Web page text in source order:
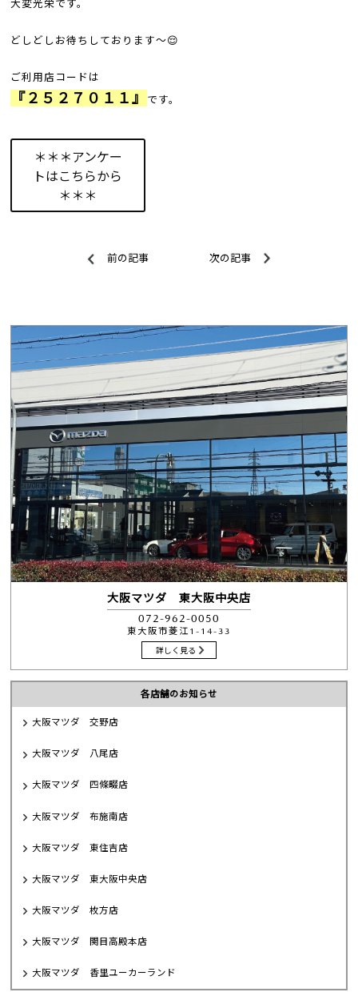
大変光栄です。
どしどしお待ちしております～😌
ご利用店コードは
『２５２７０１１』 です。
＊＊＊アンケー
トはこちらから
＊＊＊
前の記事 次の記事
大阪マツダ 東大阪中央店
072-962-0050
東大阪市菱江1-14-33
詳しく見る
各店舗のお知らせ
大阪マツダ 交野店
大阪マツダ 八尾店
大阪マツダ 四條畷店
大阪マツダ 布施南店
大阪マツダ 東住吉店
大阪マツダ 東大阪中央店
大阪マツダ 枚方店
大阪マツダ 関目高殿本店
大阪マツダ 香里ユーカーランド